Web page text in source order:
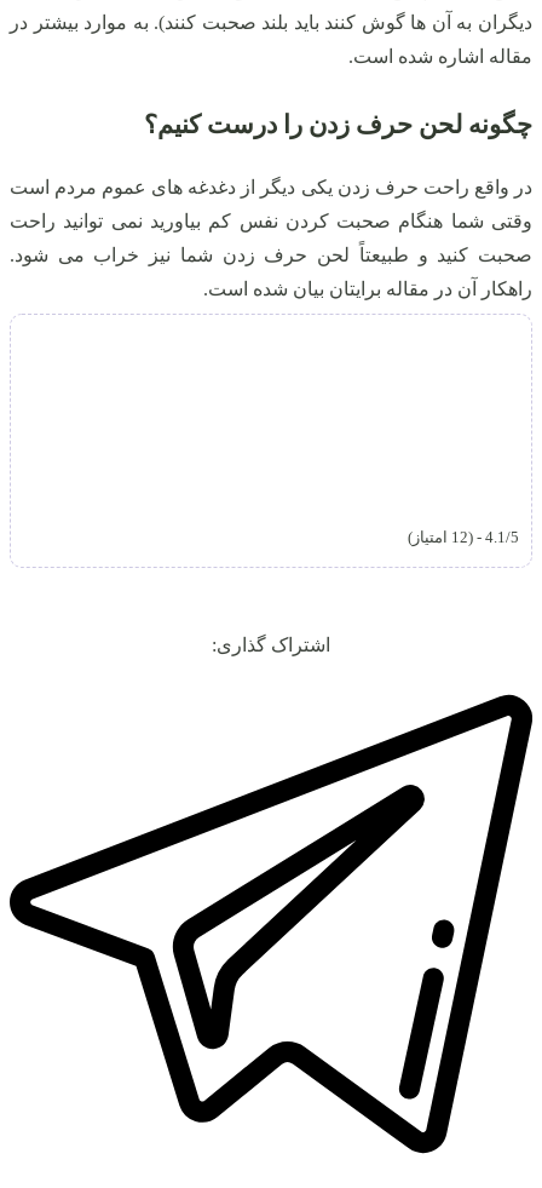
دیگران به آن‌ ها گوش کنند باید بلند صحبت کنند). به موارد بیشتر در
مقاله اشاره شده است.
چگونه لحن حرف زدن را درست کنیم؟
در واقع راحت حرف زدن یکی دیگر از دغدغه‌ های عموم مردم است
وقتی شما هنگام صحبت کردن نفس کم بیاورید نمی‌ توانید راحت
صحبت کنید و طبیعتاً لحن حرف زدن شما نیز خراب می‌ شود.
راهکار آن در مقاله برایتان بیان شده است.
4.1/5 - (12 امتیاز)
اشتراک گذاری: